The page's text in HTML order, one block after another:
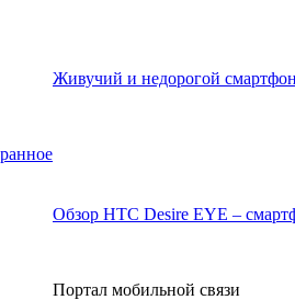
Живучий и недорогой
Обзор HTC Desire EYE –
Портал мобильной связи